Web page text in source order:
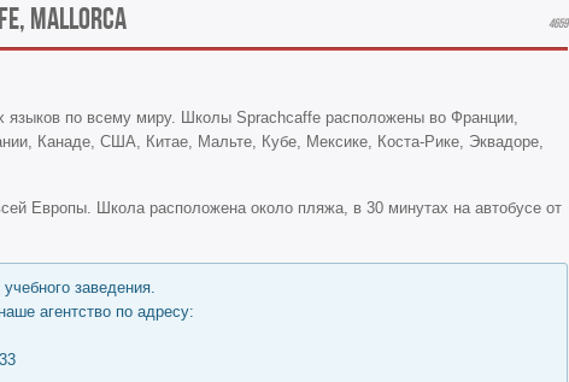
Mallorca 4659
языков по всему миру. Школы Sprachcaffe расположены во Франции,
Канаде, США, Китае, Мальте, Кубе, Мексике, Коста-Рике, Эквадоре,
Европы. Школа расположена около пляжа, в 30 минутах на автобусе от
заведения.
агентство по адресу: